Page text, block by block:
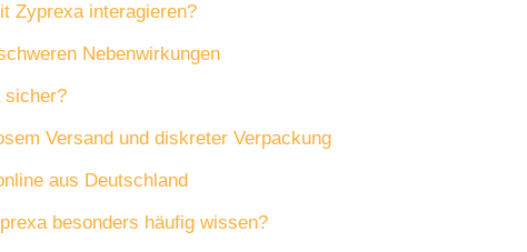
Zyprexa interagieren?
Nebenwirkungen
sicher?
Versand und diskreter Verpackung
aus Deutschland
besonders häufig wissen?